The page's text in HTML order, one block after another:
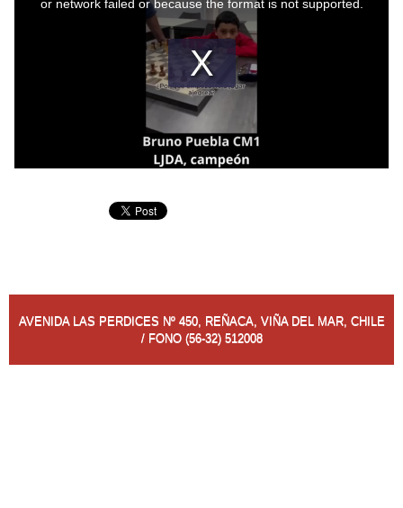
AVENIDA LAS PERDICES Nº 450, REÑACA, VIÑA DEL MAR, CHILE
/ FONO (56-32) 512008